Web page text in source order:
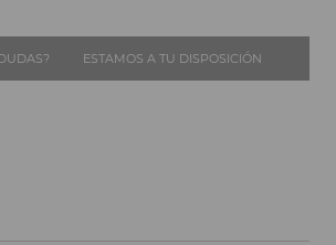
ESTAMOS A TU DISPOSICIÓN